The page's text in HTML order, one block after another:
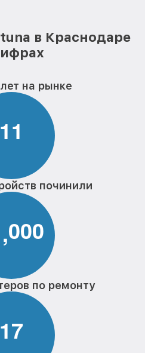
в Краснодаре
на рынке
11
починили
,000
по ремонту
17